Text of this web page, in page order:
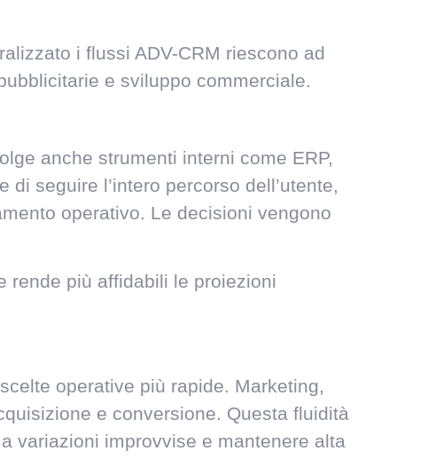
i flussi ADV-CRM riescono ad
e sviluppo commerciale.
anche strumenti interni come ERP,
seguire l’intero percorso dell’utente,
operativo. Le decisioni vengono
rende più affidabili le proiezioni
operative più rapide. Marketing,
e conversione. Questa fluidità
variazioni improvvise e mantenere alta